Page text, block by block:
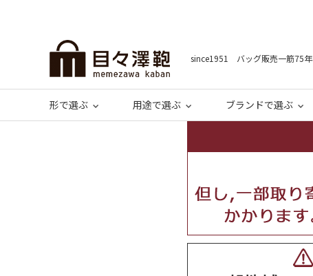
since1951 バッグ販売一筋75年
形で選ぶ 用途で選ぶ ブランドで選ぶ